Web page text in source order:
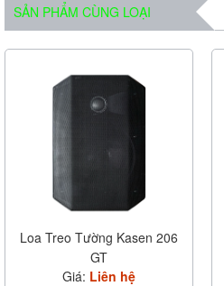
SẢN PHẨM CÙNG LOẠI
Loa Treo Tường Kasen 206
GT
Giá: Liên hệ